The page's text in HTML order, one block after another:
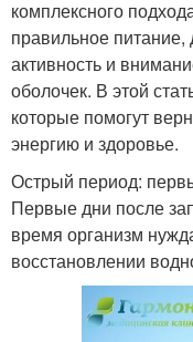
комплексного
правильное
активность и
оболочек. В этой
которые помогут
энергию и здоровье.
Острый период:
Первые дни после
время организм
восстановлении